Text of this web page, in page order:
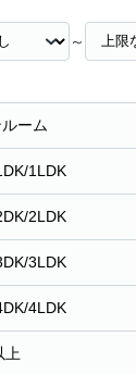
～
ーム
1LDK
2LDK
3LDK
4LDK
上